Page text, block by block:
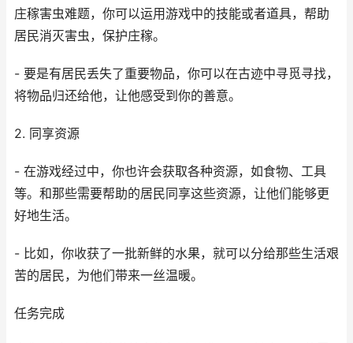
庄稼害虫难题，你可以运用游戏中的技能或者道具，帮助
居民消灭害虫，保护庄稼。
- 要是有居民丢失了重要物品，你可以在古迹中寻觅寻找，
将物品归还给他，让他感受到你的善意。
2. 同享资源
- 在游戏经过中，你也许会获取各种资源，如食物、工具
等。和那些需要帮助的居民同享这些资源，让他们能够更
好地生活。
- 比如，你收获了一批新鲜的水果，就可以分给那些生活艰
苦的居民，为他们带来一丝温暖。
任务完成